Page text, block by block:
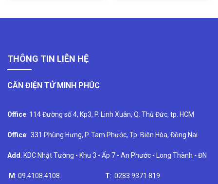
THÔNG TIN LIÊN HỆ
CÂN ĐIỆN TỬ MINH PHÚC
Office: 114 Đường số 4, Kp3, P. Linh Xuân, Q. Thủ Đức, tp. HCM
Office: 331 Phùng Hưng, P. Tam Phước, Tp. Biên Hòa, Đồng Nai
Add: KDC Nhật Tường - Khu 3 - Ấp 7 - An Phước - Long Thành - ĐN
M: 09.4108.4108 T: 0283 9371 819